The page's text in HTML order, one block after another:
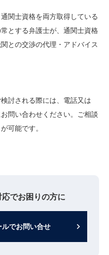
関士資格を両方取得している
とする弁護士が、通関士資格
との交渉の代理・アドバイス
討される際には、 電話又は
問い合わせください。ご相談
可能です。
でお困りの方に
ルでお問い合せ keyboard_arrow_right